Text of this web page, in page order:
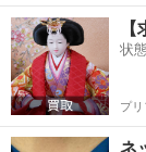
Type-T(ピンク) 松戸近郊ではコンビニ駐車場にて直接の引渡しとなり
ます。 平日だと20
千葉 松戸市
状
プリ
ネ